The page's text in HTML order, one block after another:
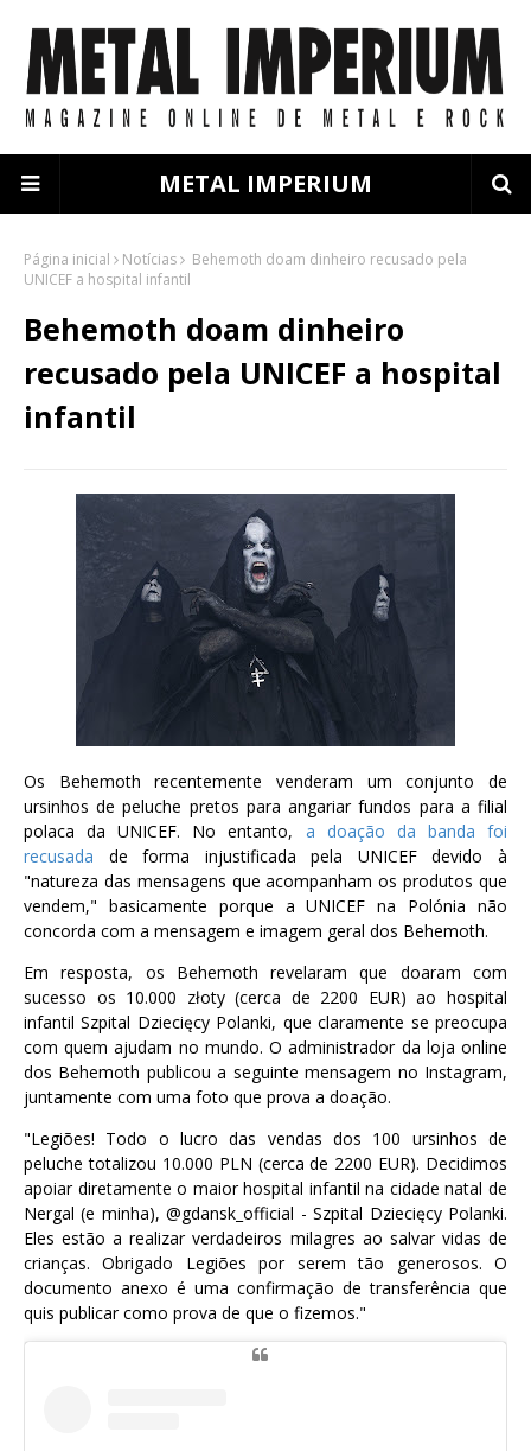
METAL IMPERIUM
Página inicial Notícias
Behemoth doam dinheiro recusado pela
UNICEF a hospital infantil
Behemoth doam dinheiro
recusado pela UNICEF a hospital
infantil
Os Behemoth recentemente venderam um conjunto de
ursinhos de peluche pretos para angariar fundos para a filial
polaca da UNICEF. No entanto, a doação da banda foi
recusada de forma injustificada pela UNICEF devido à
"natureza das mensagens que acompanham os produtos que
vendem," basicamente porque a UNICEF na Polónia não
concorda com a mensagem e imagem geral dos Behemoth.
Em resposta, os Behemoth revelaram que doaram com
sucesso os 10.000 złoty (cerca de 2200 EUR) ao hospital
infantil Szpital Dziecięcy Polanki, que claramente se preocupa
com quem ajudam no mundo. O administrador da loja online
dos Behemoth publicou a seguinte mensagem no Instagram,
juntamente com uma foto que prova a doação.
"Legiões! Todo o lucro das vendas dos 100 ursinhos de
peluche totalizou 10.000 PLN (cerca de 2200 EUR). Decidimos
apoiar diretamente o maior hospital infantil na cidade natal de
Nergal (e minha), @gdansk_official - Szpital Dziecięcy Polanki.
Eles estão a realizar verdadeiros milagres ao salvar vidas de
crianças. Obrigado Legiões por serem tão generosos. O
documento anexo é uma confirmação de transferência que
quis publicar como prova de que o fizemos."